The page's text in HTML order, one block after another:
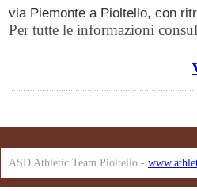
via Piemonte a Pioltello, con
Per tutte le informazioni
ASD Athletic Team Pioltello -